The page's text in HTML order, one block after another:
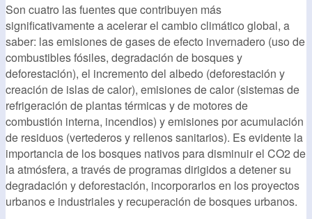
Son cuatro las fuentes que contribuyen más
significativamente a acelerar el cambio climático global, a
saber: las emisiones de gases de efecto invernadero (uso de
combustibles fósiles, degradación de bosques y
deforestación), el incremento del albedo (deforestación y
creación de islas de calor), emisiones de calor (sistemas de
refrigeración de plantas térmicas y de motores de
combustión interna, incendios) y emisiones por acumulación
de residuos (vertederos y rellenos sanitarios). Es evidente la
importancia de los bosques nativos para disminuir el CO2 de
la atmósfera, a través de programas dirigidos a detener su
degradación y deforestación, incorporarlos en los proyectos
urbanos e industriales y recuperación de bosques urbanos.